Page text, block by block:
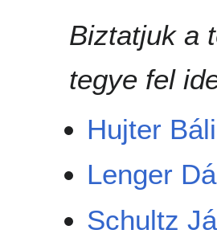
Biztatjuk a
tegye fel
Hujter
Lenger
Schultz